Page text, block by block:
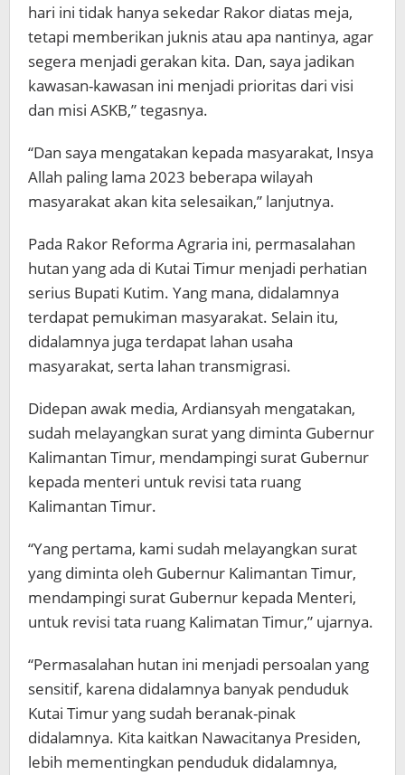
hari ini tidak hanya sekedar Rakor diatas meja,
tetapi memberikan juknis atau apa nantinya, agar
segera menjadi gerakan kita. Dan, saya jadikan
kawasan-kawasan ini menjadi prioritas dari visi
dan misi ASKB,” tegasnya.
“Dan saya mengatakan kepada masyarakat, Insya
Allah paling lama 2023 beberapa wilayah
masyarakat akan kita selesaikan,” lanjutnya.
Pada Rakor Reforma Agraria ini, permasalahan
hutan yang ada di Kutai Timur menjadi perhatian
serius Bupati Kutim. Yang mana, didalamnya
terdapat pemukiman masyarakat. Selain itu,
didalamnya juga terdapat lahan usaha
masyarakat, serta lahan transmigrasi.
Didepan awak media, Ardiansyah mengatakan,
sudah melayangkan surat yang diminta Gubernur
Kalimantan Timur, mendampingi surat Gubernur
kepada menteri untuk revisi tata ruang
Kalimantan Timur.
“Yang pertama, kami sudah melayangkan surat
yang diminta oleh Gubernur Kalimantan Timur,
mendampingi surat Gubernur kepada Menteri,
untuk revisi tata ruang Kalimatan Timur,” ujarnya.
“Permasalahan hutan ini menjadi persoalan yang
sensitif, karena didalamnya banyak penduduk
Kutai Timur yang sudah beranak-pinak
didalamnya. Kita kaitkan Nawacitanya Presiden,
lebih mementingkan penduduk didalamnya,